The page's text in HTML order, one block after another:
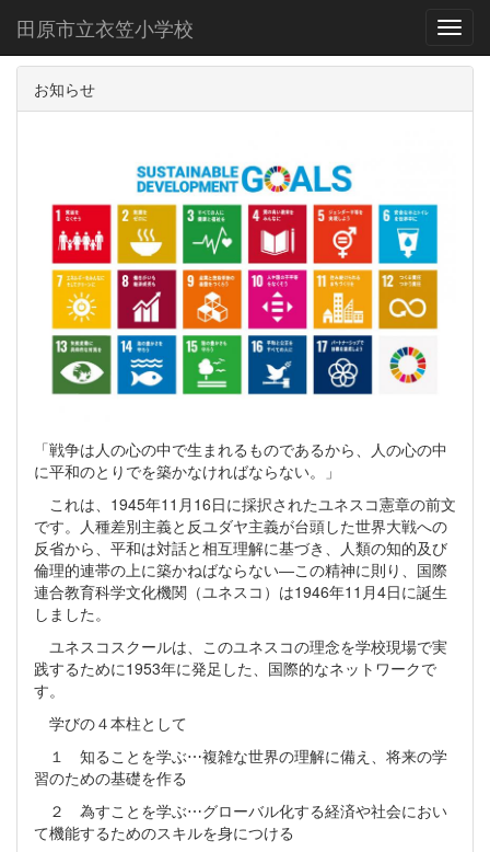
田原市立衣笠小学校
お知らせ
「戦争は人の心の中で生まれるものであるから、人の心の中
に平和のとりでを築かなければならない。」
これは、1945年11月16日に採択されたユネスコ憲章の前文
です。人種差別主義と反ユダヤ主義が台頭した世界大戦への
反省から、平和は対話と相互理解に基づき、人類の知的及び
倫理的連帯の上に築かねばならない―この精神に則り、国際
連合教育科学文化機関（ユネスコ）は1946年11月4日に誕生
しました。
ユネスコスクールは、このユネスコの理念を学校現場で実
践するために1953年に発足した、国際的なネットワークで
す。
学びの４本柱として
１ 知ることを学ぶ⋯複雑な世界の理解に備え、将来の学
習のための基礎を作る
２ 為すことを学ぶ⋯グローバル化する経済や社会におい
て機能するためのスキルを身につける